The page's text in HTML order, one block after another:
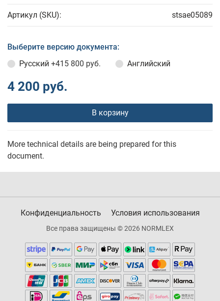
Артикул (SKU): stsae05089
Выберите версию документа:
Русский +415 800 руб. Английский
4 200 руб.
В корзину
More technical details are being prepared for this
document.
Конфиденциальность Условия использования
Все права защищены © 2026 NORMLEX